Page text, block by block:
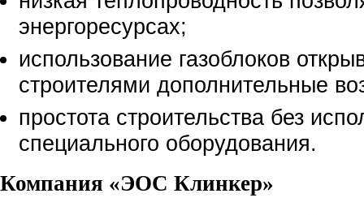
энергоресурсах;
использование газоблоков
строителями дополнительные
простота строительства без
специального оборудования.
Компания «ЭОС Клинкер»